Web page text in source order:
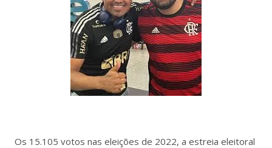
Os 15.105 votos nas eleições de 2022, a estreia eleitoral